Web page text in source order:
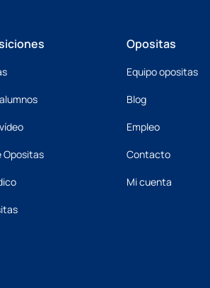
Opositas
Opositas
Equipo opositas
Blog
Empleo
Contacto
Mi cuenta